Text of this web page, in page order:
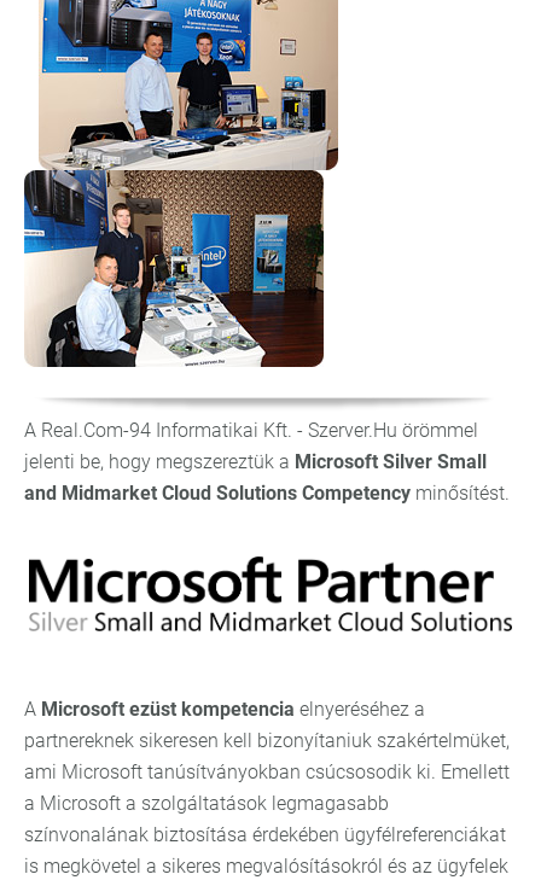
A Real.Com-94 Informatikai Kft. - Szerver.Hu örömmel
jelenti be, hogy megszereztük a Microsoft Silver Small
and Midmarket Cloud Solutions Competency minősítést.
A Microsoft ezüst kompetencia elnyeréséhez a
partnereknek sikeresen kell bizonyítaniuk szakértelmüket,
ami Microsoft tanúsítványokban csúcsosodik ki. Emellett
a Microsoft a szolgáltatások legmagasabb
színvonalának biztosítása érdekében ügyfélreferenciákat
is megkövetel a sikeres megvalósításokról és az ügyfelek